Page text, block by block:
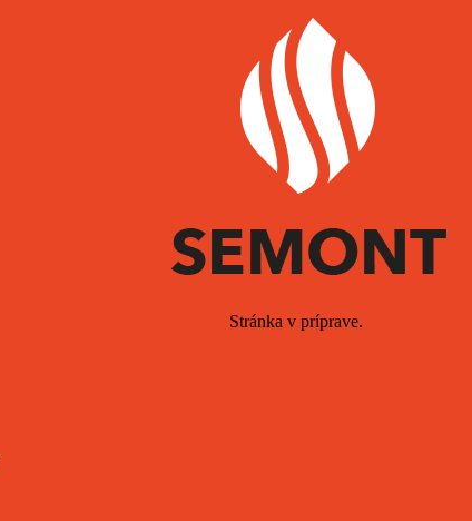
Stránka v príprave.